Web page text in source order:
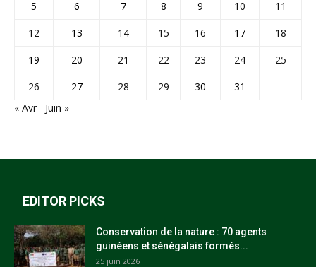
5 6 7 8 9 10
11
12
13 14 15 16 17
18
19
20 21 22 23 24
25
26
27 28 29 30
31
« Avr
Juin »
EDITOR PICKS
Conservation de la nature : 70 agents
guinéens et sénégalais formés...
25 juin 2026